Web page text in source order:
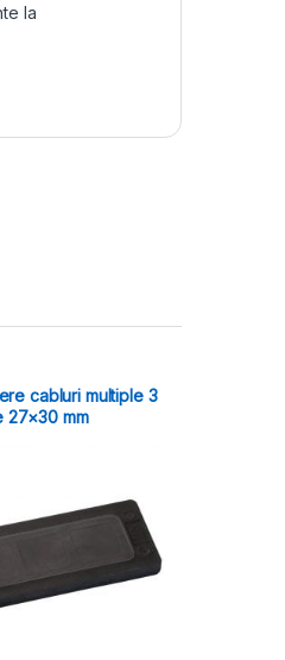
la
cabluri multiple 3
27×30 mm